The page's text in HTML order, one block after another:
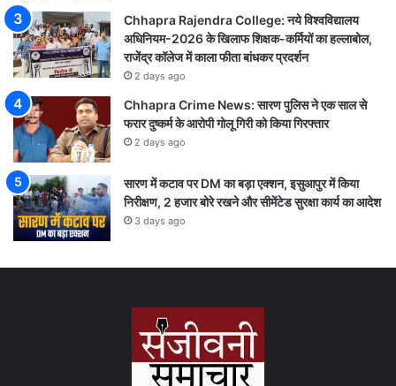
Chhapra Rajendra College: नये विश्वविद्यालय
अधिनियम-2026 के खिलाफ शिक्षक-कर्मियों का हल्लाबोल,
राजेंद्र कॉलेज में काला फीता बांधकर प्रदर्शन
2 days ago
Chhapra Crime News: सारण पुलिस ने एक साल से
फरार दुष्कर्म के आरोपी गोलू गिरी को किया गिरफ्तार
2 days ago
सारण में कटाव पर DM का बड़ा एक्शन, इसुआपुर में किया
निरीक्षण, 2 हजार बोरे रखने और सीमेंटेड सुरक्षा कार्य का आदेश
3 days ago